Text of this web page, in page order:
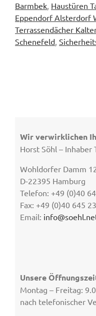
Barmbek, Haustüren
Eppendorf Alsterdorf
Terrassendächer
Schenefeld,
Wir verwirklichen
Horst Söhl – Inhaber
Wohldorfer Damm
D-22395 Hamburg
Telefon: +49 (0)40
Fax: +49 (0)40 645
Email:
Unsere
Montag – Freitag:
nach telefonischer